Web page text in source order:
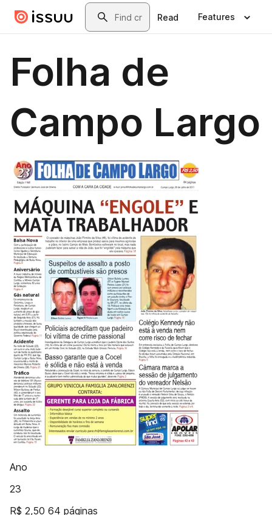
Skip to main contentSearch
Read Features
Folha de
Campo Largo
Ano
23
R$ 2,50 64 páginas